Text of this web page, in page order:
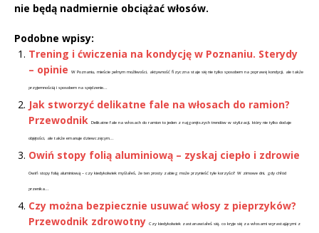
nie będą nadmiernie obciążać włosów.
Podobne wpisy:
Trening i ćwiczenia na kondycję w Poznaniu. Sterydy
– opinie
W Poznaniu, mieście pełnym możliwości, aktywność fizyczna staje się nie tylko sposobem na poprawę kondycji, ale także
przyjemnością i sposobem na spędzenie...
Jak stworzyć delikatne fale na włosach do ramion?
Przewodnik
Delikatne fale na włosach do ramion to jeden z najgorętszych trendów w stylizacji, który nie tylko dodaje
objętości, ale także emanuje dziewczęcym...
Owiń stopy folią aluminiową – zyskaj ciepło i zdrowie
Owiń stopy folią aluminiową – czy kiedykolwiek myślałeś, że ten prosty zabieg może przynieść tyle korzyści? W zimowe dni, gdy chłód
przenika...
Czy można bezpiecznie usuwać włosy z pieprzyków?
Przewodnik zdrowotny Czy kiedykolwiek zastanawiałeś się, co kryje się za włosami wyrastającymi z